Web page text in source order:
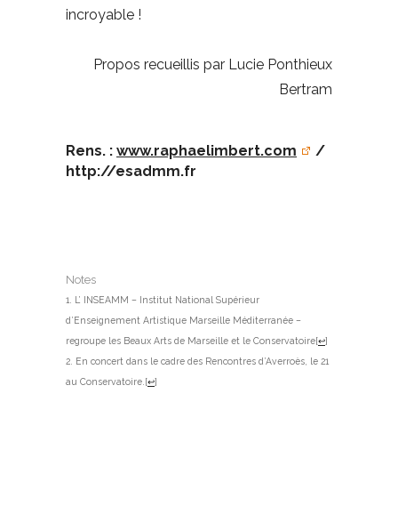
incroyable !
Propos recueillis par Lucie Ponthieux
Bertram
Rens. : www.raphaelimbert.com
/
http://esadmm.fr
Notes
L’ INSEAMM – Institut National Supérieur
d’Enseignement Artistique Marseille Méditerranée –
regroupe les Beaux Arts de Marseille et le Conservatoire[↩]
En concert dans le cadre des Rencontres d’Averroès, le 21
au Conservatoire. [↩]